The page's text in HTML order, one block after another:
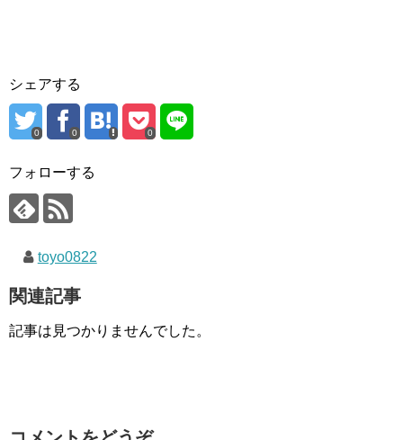
シェアする
0 0 0
フォローする
toyo0822
関連記事
記事は見つかりませんでした。